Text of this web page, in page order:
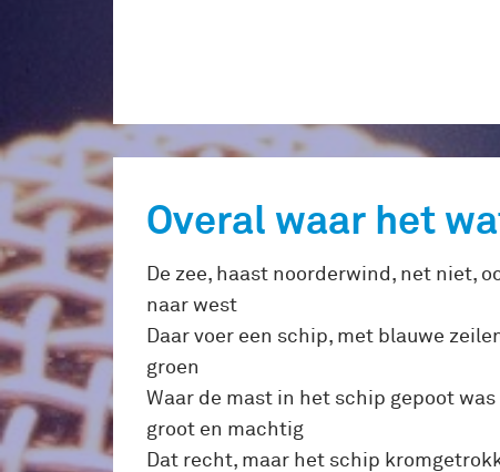
Overal waar het
De zee, haast noorderwind, net niet,
naar west
Daar voer een schip, met blauwe
groen
Waar de mast in het schip gepoot
groot en machtig
Dat recht, maar het schip